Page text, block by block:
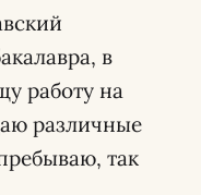
в
работу на
различные
так